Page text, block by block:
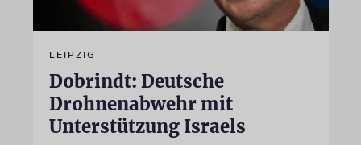
LEIPZIG
Dobrindt: Deutsche
Drohnenabwehr mit
Unterstützung Israels